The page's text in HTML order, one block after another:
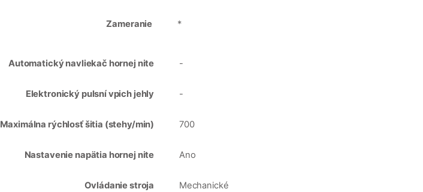
Zameranie *
Automatický navliekač hornej nite -
Elektronický pulsní vpich jehly -
Maximálna rýchlosť šitia (stehy/min) 700
Nastavenie napätia hornej nite Ano
Ovládanie stroja Mechanické